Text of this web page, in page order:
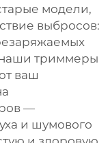
модели,
выбросов:
наши триммеры
ваш
—
и шумового